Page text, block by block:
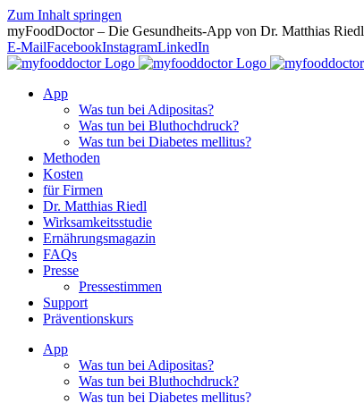
Zum Inhalt springen
myFoodDoctor – Die Gesundheits-App von Dr. Matthias Riedl
E-MailFacebookInstagramLinkedIn
App
Was tun bei Adipositas?
Was tun bei Bluthochdruck?
Was tun bei Diabetes mellitus?
Methoden
Kosten
für Firmen
Dr. Matthias Riedl
Wirksamkeitsstudie
Ernährungsmagazin
FAQs
Presse
Pressestimmen
Support
Präventionskurs
App
Was tun bei Adipositas?
Was tun bei Bluthochdruck?
Was tun bei Diabetes mellitus?